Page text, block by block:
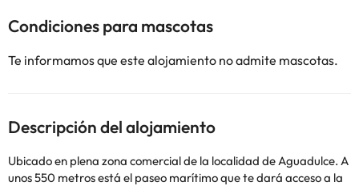
Condiciones para mascotas
Te informamos que este alojamiento no admite mascotas.
Descripción del alojamiento
Ubicado en plena zona comercial de la localidad de Aguadulce. A
unos 550 metros está el paseo marítimo que te dará acceso a la